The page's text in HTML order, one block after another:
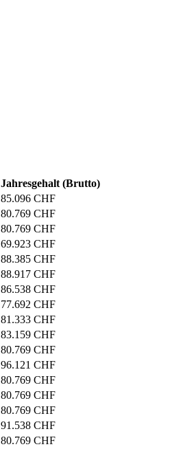
Jahresgehalt (Brutto)
85.096 CHF
80.769 CHF
80.769 CHF
69.923 CHF
88.385 CHF
88.917 CHF
86.538 CHF
77.692 CHF
81.333 CHF
83.159 CHF
80.769 CHF
96.121 CHF
80.769 CHF
80.769 CHF
80.769 CHF
91.538 CHF
80.769 CHF